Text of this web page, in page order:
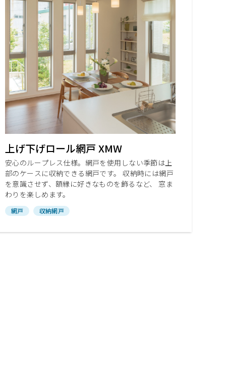
ショールームで体感
展示商品検索
上げ下げロール網戸 XMW
安心のループレス仕様。網戸を使用しない季節は上
部のケースに収納できる網戸です。 収納時には網戸
を意識させず、額縁に好きなものを飾るなど、 窓ま
わりを楽しめます。
網戸 収納網戸